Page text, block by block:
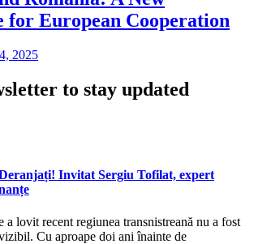
European Cooperation
2025
to stay updated
Invitat Sergiu Tofilat, expert
a lovit recent regiunea transnistreană nu a fost
Cu aproape doi ani înainte de